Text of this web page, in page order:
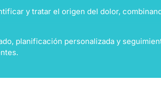
y tratar el origen del dolor,
planificación personalizada y